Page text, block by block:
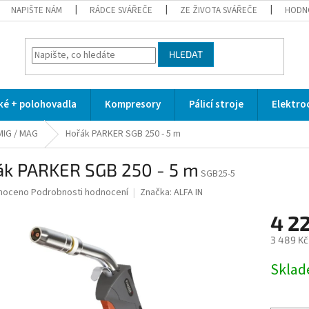
NAPIŠTE NÁM RÁDCE SVÁŘEČE ZE ŽIVOTA SVÁŘEČE
HLEDAT
+ polohovadla Kompresory Pálicí stroje
/ MAG Hořák PARKER SGB 250 - 5 m
PARKER SGB 250 - 5 m SGB25-5
Podrobnosti hodnocení Značka: ALFA IN
4
3 489
cena: